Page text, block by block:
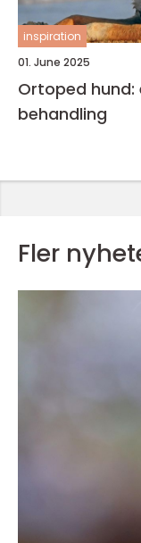
inspiration
01. June 2025
Ortoped hund:
behandling
Fler